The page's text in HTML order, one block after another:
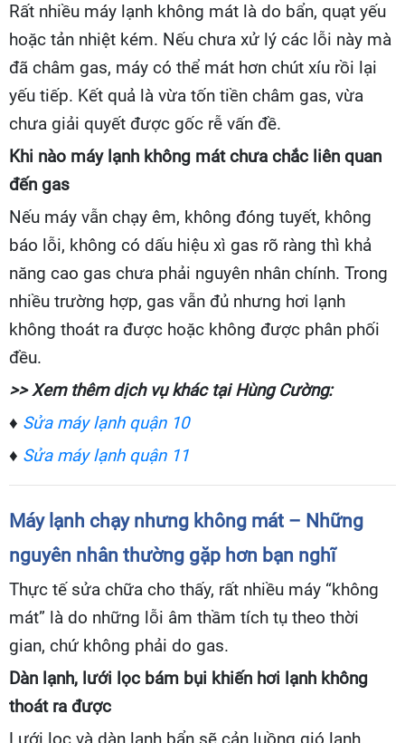
Rất nhiều máy lạnh không mát là do bẩn, quạt yếu
hoặc tản nhiệt kém. Nếu chưa xử lý các lỗi này mà
đã châm gas, máy có thể mát hơn chút xíu rồi lại
yếu tiếp. Kết quả là vừa tốn tiền châm gas, vừa
chưa giải quyết được gốc rễ vấn đề.
Khi nào máy lạnh không mát chưa chắc liên quan
đến gas
Nếu máy vẫn chạy êm, không đóng tuyết, không
báo lỗi, không có dấu hiệu xì gas rõ ràng thì khả
năng cao gas chưa phải nguyên nhân chính. Trong
nhiều trường hợp, gas vẫn đủ nhưng hơi lạnh
không thoát ra được hoặc không được phân phối
đều.
>> Xem thêm dịch vụ khác tại Hùng Cường:
♦ Sửa máy lạnh quận 10
♦ Sửa máy lạnh quận 11
Máy lạnh chạy nhưng không mát – Những
nguyên nhân thường gặp hơn bạn nghĩ
Thực tế sửa chữa cho thấy, rất nhiều máy “không
mát” là do những lỗi âm thầm tích tụ theo thời
gian, chứ không phải do gas.
Dàn lạnh, lưới lọc bám bụi khiến hơi lạnh không
thoát ra được